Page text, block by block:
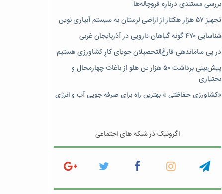
بررسی مستندی درباره فروچاله‌ها
تجهیز ۵۷ هزار هکتار از اراضی لرستان به سیستم آبیاری نوین
شناسایی ۴۷٠ گونه گیاهان دارویی در آذربایجان غربی
در پی ساماندهی فارغ‌التحصیلان جویای کارِ کشاورزی هستیم
پیش‎‌بینی برداشت ۵۰ هزار تن هلو از باغات چهارمحال و
بختیاری
«کشاورزی حفاظتی » بهترین راه برای صرفه جویی آب و انرژی
اگرونیک در شبکه های اجتماعی